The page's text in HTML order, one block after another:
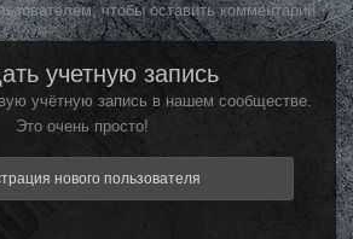
чтобы оставить комментарий
учетную запись
учётную запись в нашем сообществе.
Это очень просто!
нового пользователя